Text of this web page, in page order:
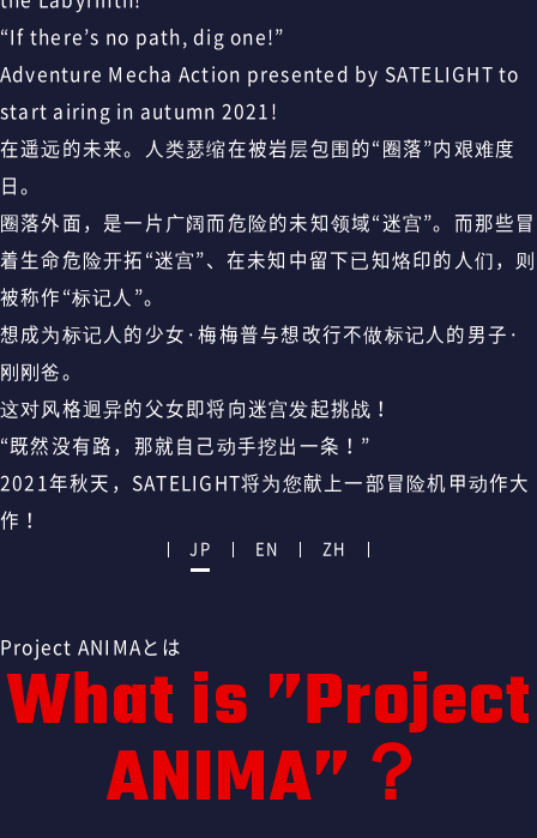
“If there’s no path, dig one!”
Adventure Mecha Action presented by SATELIGHT to
start airing in autumn 2021!
在遥远的未来。人类瑟缩在被岩层包围的“圈落”内艰难度
日。
圈落外面，是一片广阔而危险的未知领域“迷宫”。而那些冒
着生命危险开拓“迷宫”、在未知中留下已知烙印的人们，则
被称作“标记人”。
想成为标记人的少女·梅梅普与想改行不做标记人的男子·
刚刚爸。
这对风格迥异的父女即将向迷宫发起挑战！
“既然没有路，那就自己动手挖出一条！”
2021年秋天，SATELIGHT将为您献上一部冒险机甲动作大
作！
JP EN ZH
Project ANIMAとは
What is ”Project
ANIMA”？